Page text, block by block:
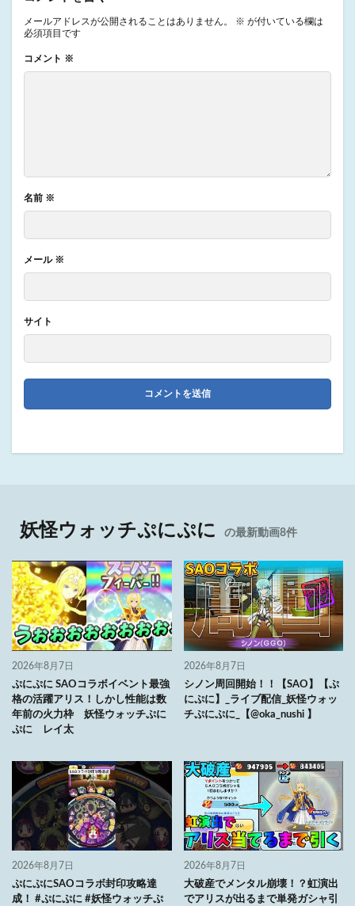
メールアドレスが公開されることはありません。 ※ が付いている欄は
必須項目です
コメント ※
名前 ※
メール ※
サイト
妖怪ウォッチぷにぷに の最新動画8件
2026年8月7日
ぷにぷに SAOコラボイベント最強
格の活躍アリス！しかし性能は数
年前の火力枠 妖怪ウォッチぷに
ぷに レイ太
2026年8月7日
シノン周回開始！！【SAO】【ぷ
にぷに】_ライブ配信_妖怪ウォッ
チぷにぷに_【@oka_nushi 】
2026年8月7日
ぷにぷにSAOコラボ封印攻略達
成！ #ぷにぷに #妖怪ウォッチぷ
2026年8月7日
大破産でメンタル崩壊！？虹演出
でアリスが出るまで単発ガシャ引